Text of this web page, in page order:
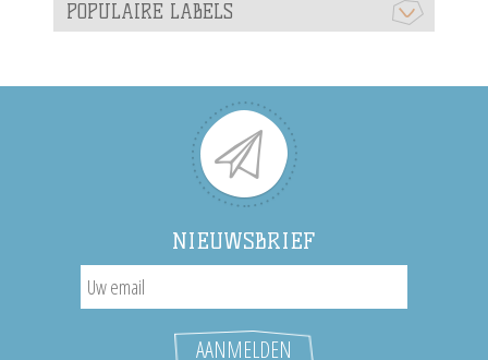
POPULAIRE LABELS
NIEUWSBRIEF